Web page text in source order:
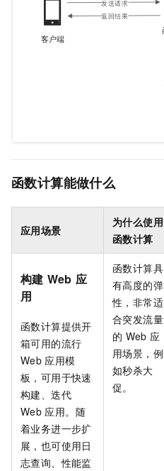
函数计算能做什么
应用场景
为什么使用
函数计算
构建 Web 应
用
函数计算提供开
箱可用的流行
Web 应用模
板，可用于快速
构建、迭代
Web 应用。随
着业务进一步扩
展，也可使用日
志查询、性能监
函数计算具
有高度的弹
性，非常适
合突发流量
的 Web 应
用场景，例
如秒杀大
促。